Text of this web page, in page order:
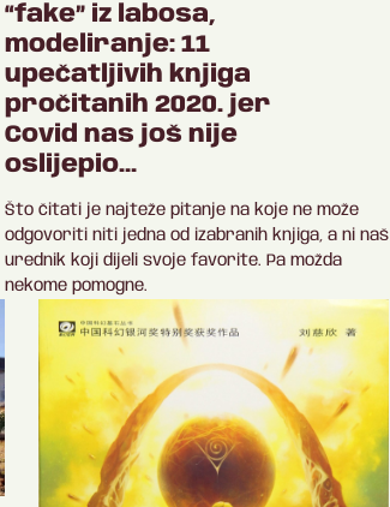
“fake” iz labosa,
modeliranje: 11
upečatljivih knjiga
pročitanih 2020. jer
Covid nas još nije
oslijepio…
Što čitati je najteže pitanje na koje ne može
odgovoriti niti jedna od izabranih knjiga, a ni naš
urednik koji dijeli svoje favorite. Pa možda
nekome pomogne.